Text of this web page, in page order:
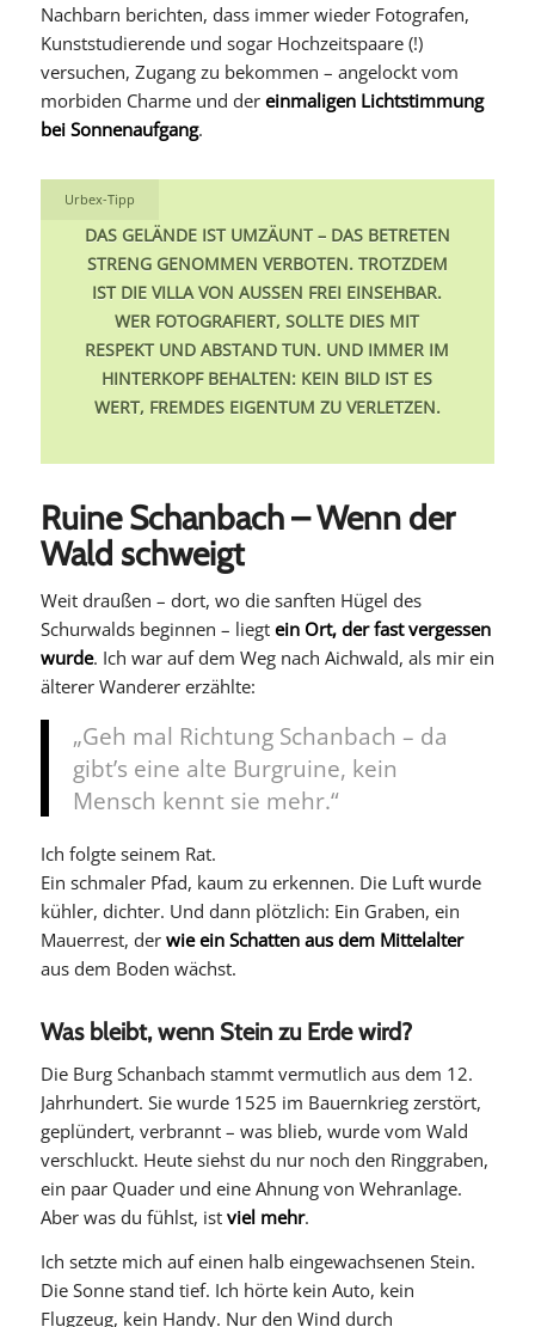
Nachbarn berichten, dass immer wieder Fotografen,
Kunststudierende und sogar Hochzeitspaare (!)
versuchen, Zugang zu bekommen – angelockt vom
morbiden Charme und der einmaligen Lichtstimmung
bei Sonnenaufgang.
Urbex-Tipp
DAS GELÄNDE IST UMZÄUNT – DAS BETRETEN
STRENG GENOMMEN VERBOTEN. TROTZDEM
IST DIE VILLA VON AUSSEN FREI EINSEHBAR. W
ER FOTOGRAFIERT, SOLLTE DIES MIT R
ESPEKT UND ABSTAND TUN. UND IMMER IM H
INTERKOPF BEHALTEN: KEIN BILD IST ES W
ERT, FREMDES EIGENTUM ZU VERLETZEN.
Ruine Schanbach – Wenn der
Wald schweigt
Weit draußen – dort, wo die sanften Hügel des
Schurwalds beginnen – liegt ein Ort, der fast vergessen
wurde. Ich war auf dem Weg nach Aichwald, als mir ein
älterer Wanderer erzählte:
„Geh mal Richtung Schanbach – da
gibt’s eine alte Burgruine, kein
Mensch kennt sie mehr.“
Ich folgte seinem Rat.
Ein schmaler Pfad, kaum zu erkennen. Die Luft wurde
kühler, dichter. Und dann plötzlich: Ein Graben, ein
Mauerrest, der wie ein Schatten aus dem Mittelalter
aus dem Boden wächst.
Was bleibt, wenn Stein zu Erde wird?
Die Burg Schanbach stammt vermutlich aus dem 12.
Jahrhundert. Sie wurde 1525 im Bauernkrieg zerstört,
geplündert, verbrannt – was blieb, wurde vom Wald
verschluckt. Heute siehst du nur noch den Ringgraben,
ein paar Quader und eine Ahnung von Wehranlage.
Aber was du fühlst, ist viel mehr.
Ich setzte mich auf einen halb eingewachsenen Stein.
Die Sonne stand tief. Ich hörte kein Auto, kein
Flugzeug, kein Handy. Nur den Wind durch